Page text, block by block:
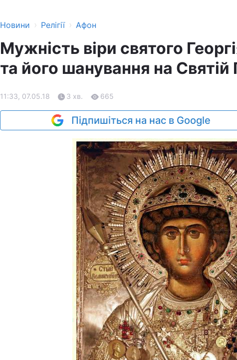
Новини › Релігії › Афон
Мужність віри святого
та його шанування на Святій
11:33, 07.05.18 3 хв. 665
Підпишіться на нас в Google